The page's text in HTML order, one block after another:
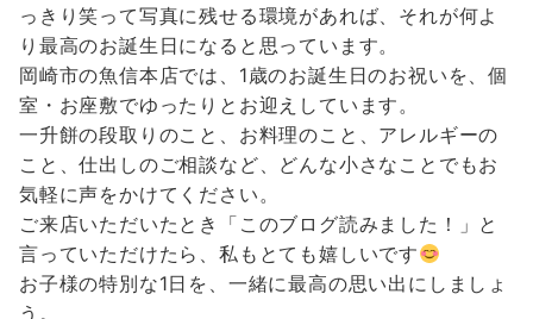
っきり笑って写真に残せる環境があれば、それが何よ
り最高のお誕生日になると思っています。
岡崎市の魚信本店では、1歳のお誕生日のお祝いを、個
室・お座敷でゆったりとお迎えしています。
一升餅の段取りのこと、お料理のこと、アレルギーの
こと、仕出しのご相談など、どんな小さなことでもお
気軽に声をかけてください。
ご来店いただいたとき「このブログ読みました！」と
言っていただけたら、私もとても嬉しいです
お子様の特別な1日を、一緒に最高の思い出にしましょ
う。